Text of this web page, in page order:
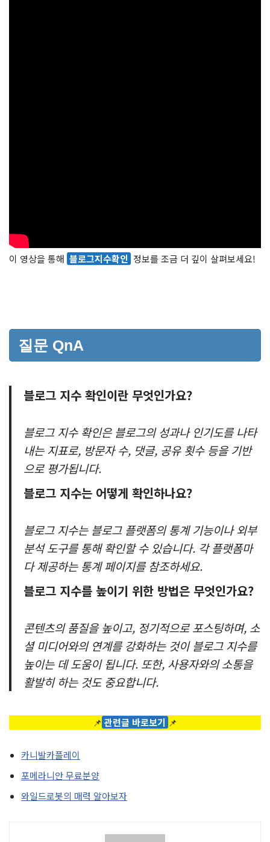
이 영상을 통해 블로그지수확인 정보를 조금 더 깊이 살펴보세요!
질문 QnA
블로그 지수 확인이란 무엇인가요?
블로그 지수 확인은 블로그의 성과나 인기도를 나타
내는 지표로, 방문자 수, 댓글, 공유 횟수 등을 기반
으로 평가됩니다.
블로그 지수는 어떻게 확인하나요?
블로그 지수는 블로그 플랫폼의 통계 기능이나 외부
분석 도구를 통해 확인할 수 있습니다. 각 플랫폼마
다 제공하는 통계 페이지를 참조하세요.
블로그 지수를 높이기 위한 방법은 무엇인가요?
콘텐츠의 품질을 높이고, 정기적으로 포스팅하며, 소
셜 미디어와의 연계를 강화하는 것이 블로그 지수를
높이는 데 도움이 됩니다. 또한, 사용자와의 소통을
활발히 하는 것도 중요합니다.
📌 관련글 바로보기 📌
카니발카플레이
포메라니안 무료분양
와일드로봇의 매력 알아보자